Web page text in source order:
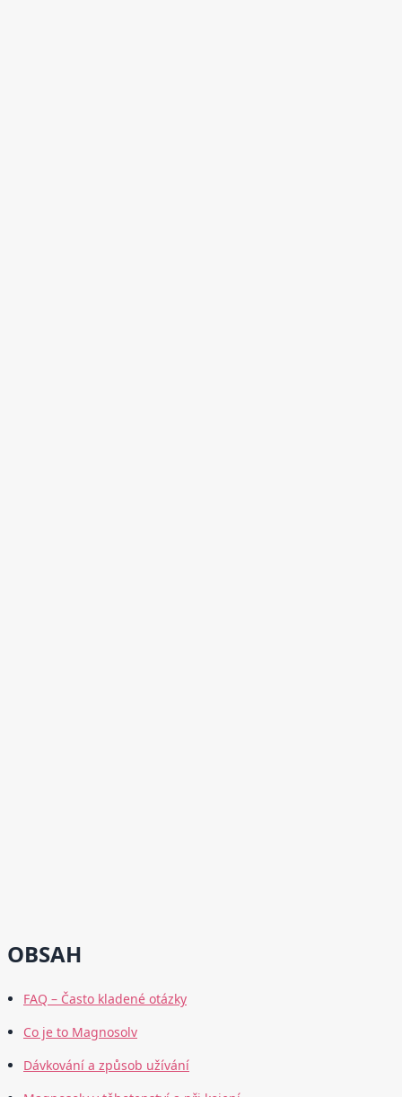
OBSAH
FAQ – Často kladené otázky
Co je to Magnosolv
Dávkování a způsob užívání